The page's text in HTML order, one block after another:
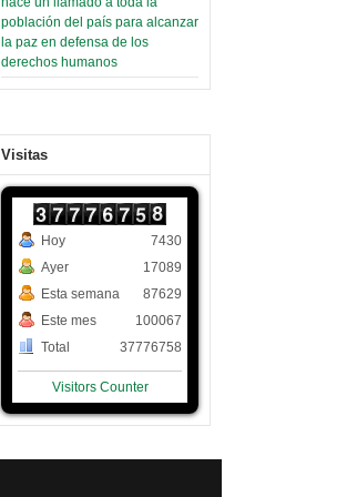
población del país para alcanzar
la paz en defensa de los
derechos humanos
Visitas
Hoy
Ayer
Esta semana
Este mes
Total
7430
17089
87629
100067
37776758
Visitors Counter